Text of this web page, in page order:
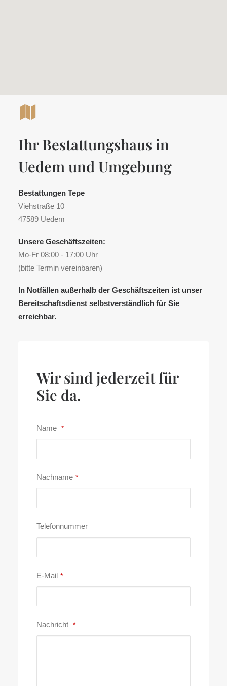
Ihr Bestattungshaus in
Uedem und Umgebung
Bestattungen Tepe
Viehstraße 10
47589 Uedem
Unsere Geschäftszeiten:
Mo-Fr 08:00 - 17:00 Uhr
(bitte Termin vereinbaren)
In Notfällen außerhalb der Geschäftszeiten ist unser
Bereitschaftsdienst selbstverständlich für Sie
erreichbar.
Wir sind jederzeit für
Sie da.
Name *
Nachname *
Telefonnummer
E-Mail *
Nachricht *